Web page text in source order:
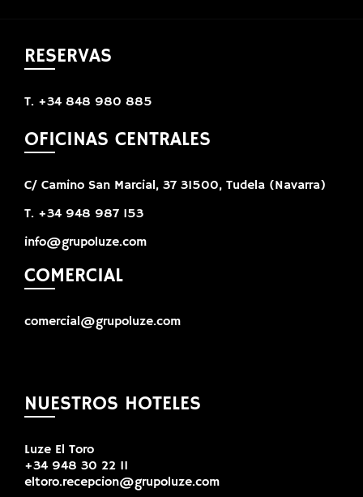
RESERVAS
T. +34 848 980 885
OFICINAS CENTRALES
C/ Camino San Marcial, 37 31500, Tudela (Navarra)
T. +34 948 987 153
info@grupoluze.com
COMERCIAL
comercial@grupoluze.com
NUESTROS HOTELES
Luze El Toro
+34 948 30 22 11
eltoro.recepcion@grupoluze.com